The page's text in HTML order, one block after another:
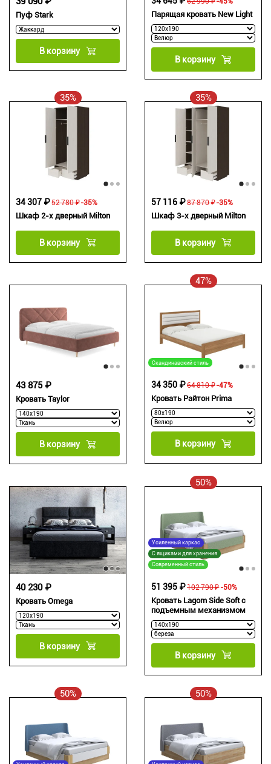
Пуф Stark
В корзину
Парящая кровать New Light
В корзину
35%
Шкаф 2-х дверный Milton
52 780 ₽
34 307 ₽ -35%
В корзину
35%
Шкаф 3-х дверный Milton
87 870 ₽
57 116 ₽ -35%
В корзину
Кровать Taylor
43 875 ₽
В корзину
47%
Скандинавский стиль
Кровать Райтон Prima
64 810 ₽
34 350 ₽ -47%
В корзину
Кровать Omega
40 230 ₽
В корзину
50%
Усиленный каркас
С ящиками для хранения
Современный стиль
Кровать Lagom Side Soft с
подъемным механизмом
102 790 ₽
51 395 ₽ -50%
В корзину
50% 50%